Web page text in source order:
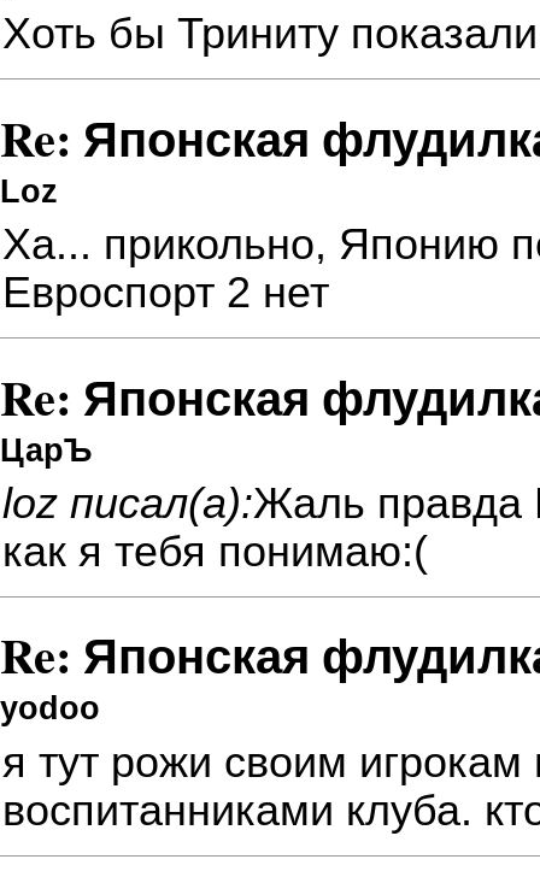
Хоть бы Триниту
Re: Японская
Loz
Ха... прикольно, Японию
Евроспорт 2 нет
Re: Японская
ЦарЪ
loz писал(а):Жаль правда
как я тебя понимаю:(
Re: Японская
yodoo
я тут рожи своим
воспитанниками клуба.